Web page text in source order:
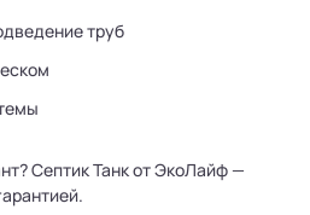
труб
Септик Танк от ЭкоЛайф —